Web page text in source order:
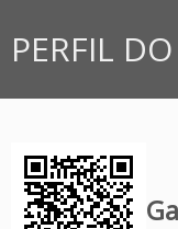
PERFIL